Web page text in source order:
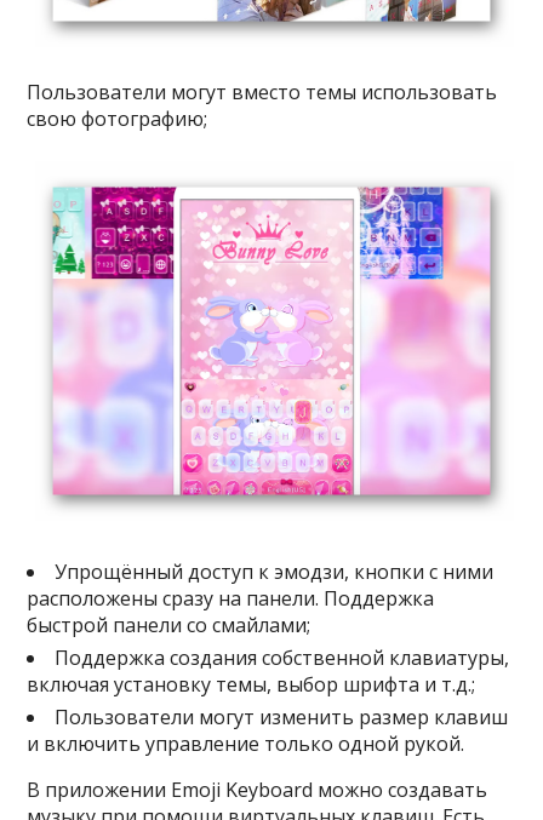
Пользователи могут вместо темы использовать
свою фотографию;
Упрощённый доступ к эмодзи, кнопки с ними
расположены сразу на панели. Поддержка
быстрой панели со смайлами;
Поддержка создания собственной клавиатуры,
включая установку темы, выбор шрифта и т.д.;
Пользователи могут изменить размер клавиш
и включить управление только одной рукой.
В приложении Emoji Keyboard можно создавать